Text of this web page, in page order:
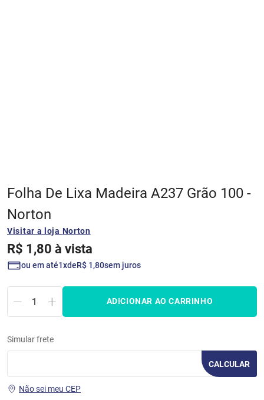
Folha De Lixa Madeira A237 Grão 100 -
Norton
Visitar a loja Norton
R$ 1 ,80 à vista
ou em até1 deR$ 1,80sem juros
ADICIONAR AO CARRINHO
Simular frete
CALCULAR
Não sei meu CEP
9º verniz
10º algodão egípcio